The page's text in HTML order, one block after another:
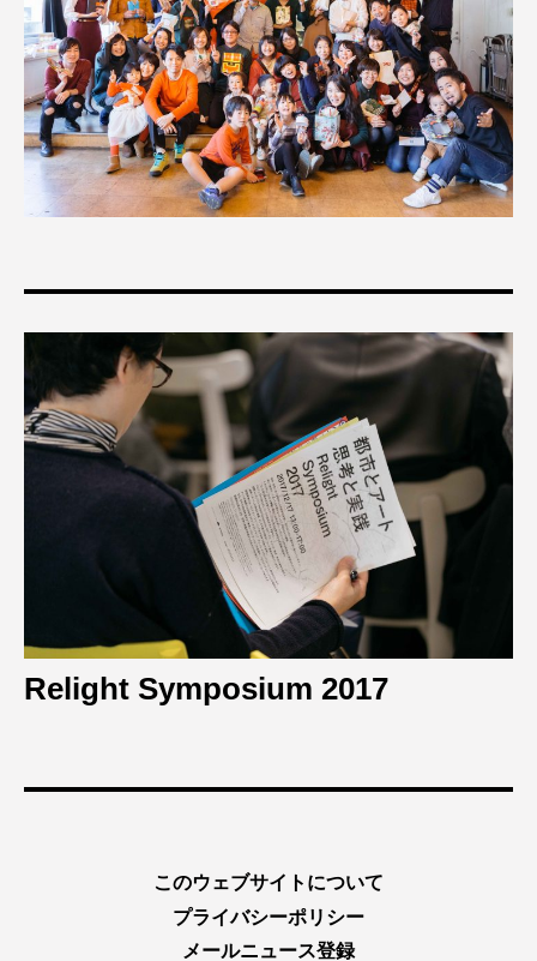
Relight Symposium 2017
このウェブサイトについて
プライバシーポリシー
メールニュース登録